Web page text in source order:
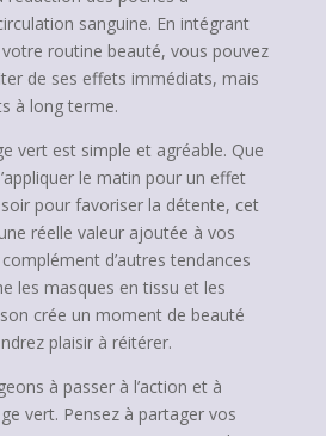
sanguine. En intégrant
routine beauté, vous pouvez
de ses effets immédiats, mais
à long terme.
vert est simple et agréable. Que
le matin pour un effet
pour favoriser la détente, cet
réelle valeur ajoutée à vos
d’autres tendances
les masques en tissu et les
crée un moment de beauté
plaisir à réitérer.
à passer à l’action et à
vert. Pensez à partager vos